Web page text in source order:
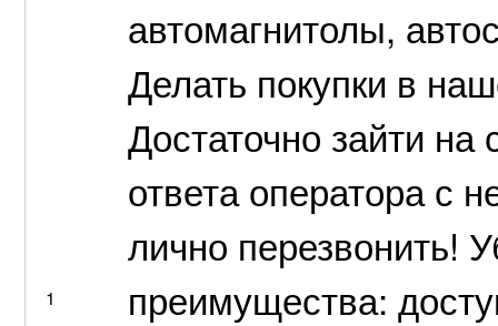
1
автомагнитолы,
Делать покупки в
Достаточно зайти
ответа оператора с
лично перезвонить!
преимущества: